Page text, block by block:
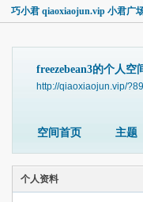
巧小君 qiaoxiaojun.vip 小君广
freezebean3的个人空
http://qiaoxiaojun.vip/
空间首页 主题
个人资料